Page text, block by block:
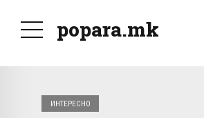
popara.mk
ИНТЕРЕСНО